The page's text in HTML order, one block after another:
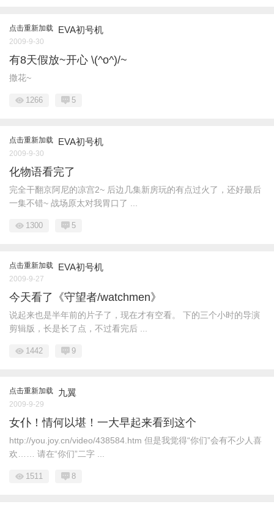
点击重新加载 EVA初号机
2009-9-30
有8天假放~开心 \(^o^)/~
撒花~
1266 5
点击重新加载 EVA初号机
2009-9-30
化物语看完了
完全干翻京阿尼的凉宫2~ 后边几集新房玩的有点过火了，还好最后
一集不错~ 战场原太对我胃口了 ...
1300 5
点击重新加载 EVA初号机
2009-9-27
今天看了《守望者/watchmen》
说起来也是半年前的片子了，现在才有空看。 下的三个小时的导演
剪辑版，长是长了点，不过看完后 ...
1442 9
点击重新加载 九翼
2009-9-29
女仆！情何以堪！一大早起来看到这个
http://you.joy.cn/video/438584.htm 但是我觉得“你们”会有不少人喜
欢…… 请在“你们”二字 ...
1511 8